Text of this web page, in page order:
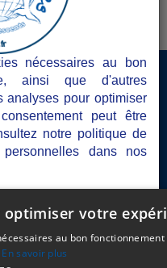
de séjours
Aventures
obligatoires
nécessaires au bon
ainsi que d'autres
analyses pour optimiser
peut être
notre politique de
dans nos
optimiser votre
au bon
En savoir plus